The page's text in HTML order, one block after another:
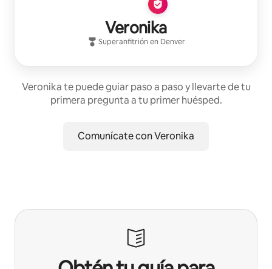
Veronika
Superanfitrión en Denver
Veronika te puede guiar paso a paso y llevarte de tu
primera pregunta a tu primer huésped.
Comunícate con Veronika